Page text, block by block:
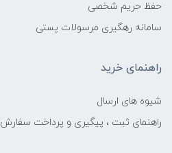
حفظ حریم شخصی
سامانه رهگیری مرسولات پستی
راهنمای خرید
شیوه های ارسال
راهنمای ثبت ، پیگیری و پرداخت سفارش